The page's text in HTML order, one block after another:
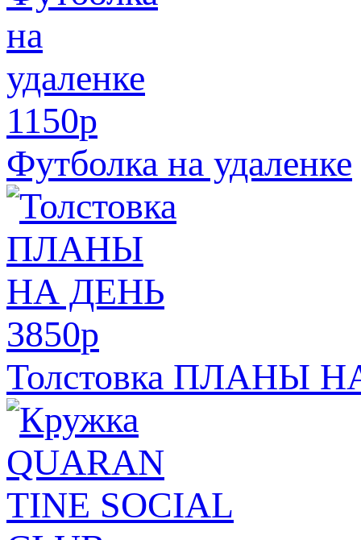
1150p
Футболка на удаленке
3850p
Толстовка ПЛАНЫ